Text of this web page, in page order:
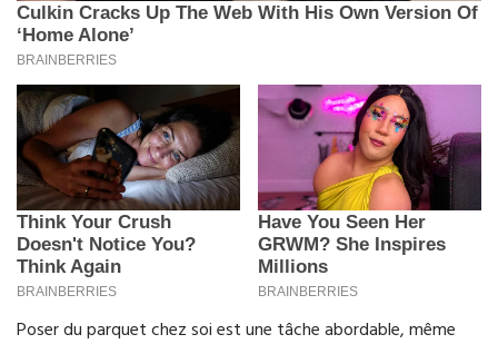
Poser du parquet chez soi est une tâche abordable, même